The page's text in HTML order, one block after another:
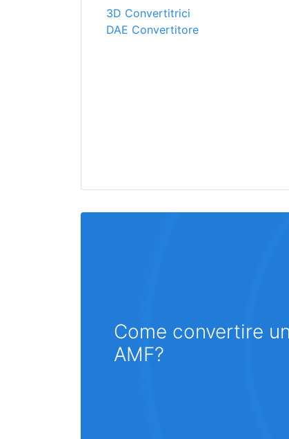
3D Convertitrici
DAE Convertitore
Come convertire
AMF?